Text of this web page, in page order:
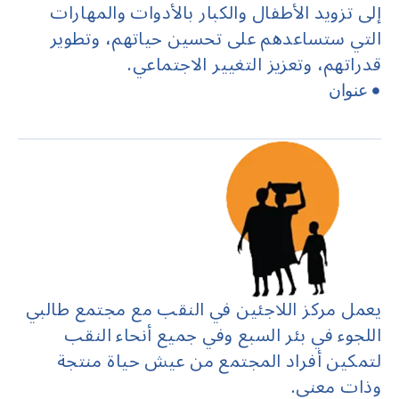
إلى تزويد الأطفال والكبار بالأدوات والمهارات
التي ستساعدهم على تحسين حياتهم، وتطوير
قدراتهم، وتعزيز التغيير الاجتماعي.
عنوان
يعمل مركز اللاجئين في النقب مع مجتمع طالبي
اللجوء في بئر السبع وفي جميع أنحاء النقب
لتمكين أفراد المجتمع من عيش حياة منتجة
وذات معنى.